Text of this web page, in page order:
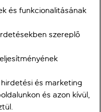
és funkcionalitásának
szereplő
és marketing
és azon kívül,